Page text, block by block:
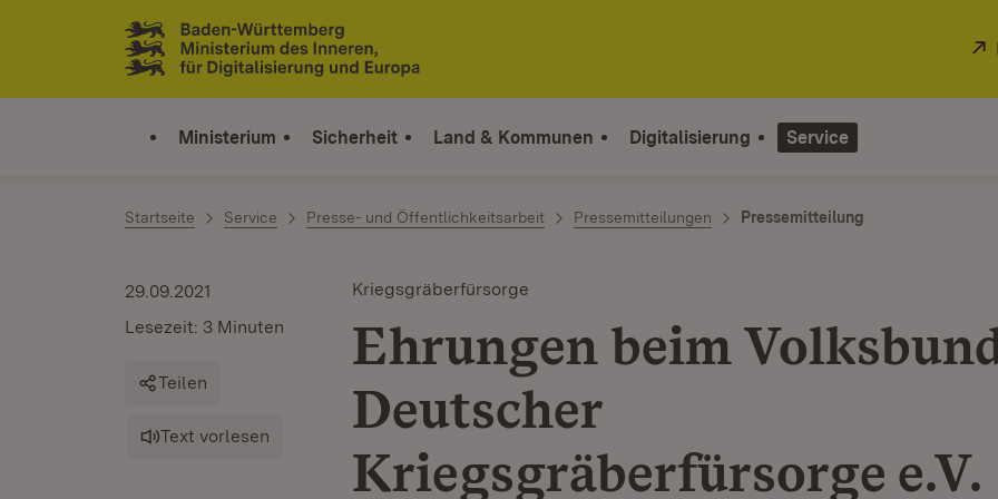
Zum Inhalt springen
Link zur Startseite
Ministerium Sicherheit Land & Kommunen Digitalisierung Service
Startseite Service Presse- und Öffentlichkeitsarbeit Pressemitteilungen Pressemitteilung
Kriegsgräberfürsorge
Ehrungen beim
Deutscher
Kriegsgräberfürsorge e.V.
29.09.2021
Lesezeit: 3 Minuten
Teilen
Text vorlesen